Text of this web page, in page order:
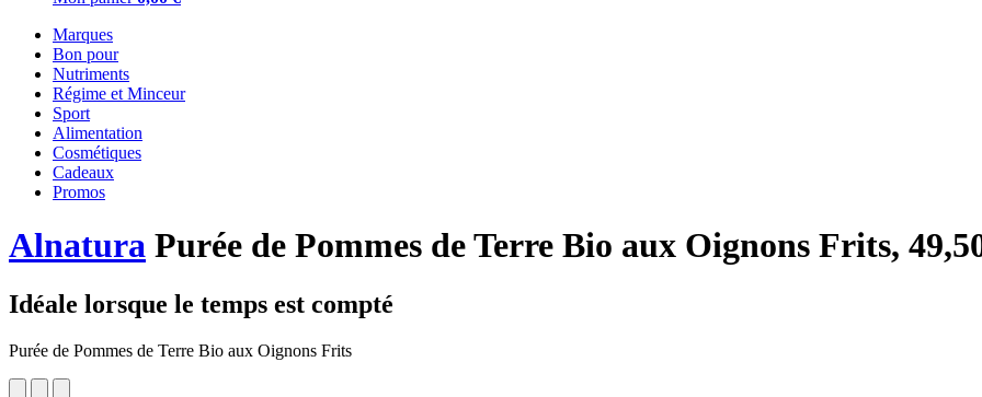
Marques
Bon pour
Nutriments
Régime et Minceur
Sport
Alimentation
Cosmétiques
Cadeaux
Promos
Alnatura Purée de Pommes de Terre Bio aux Oignons Frits,
Idéale lorsque le temps est compté
Purée de Pommes de Terre Bio aux Oignons Frits